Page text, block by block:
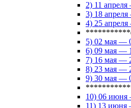
2) 11
3) 18
4) 25
5) 02 мая —
6) 09 мая —
7) 16 мая —
8) 23 мая —
9) 30 мая —
10) 06
11) 13